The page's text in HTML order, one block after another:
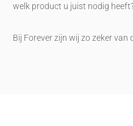
welk product u juist nodig
Bij Forever zijn wij zo zeker